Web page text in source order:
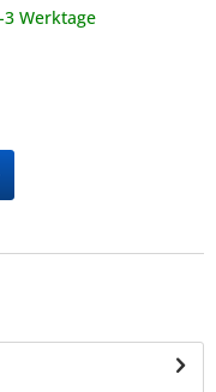
Werktage